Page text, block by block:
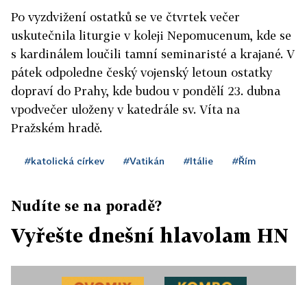
Po vyzdvižení ostatků se ve čtvrtek večer
uskutečnila liturgie v koleji Nepomucenum, kde se
s kardinálem loučili tamní seminaristé a krajané. V
pátek odpoledne český vojenský letoun ostatky
dopraví do Prahy, kde budou v pondělí 23. dubna
vpodvečer uloženy v katedrále sv. Víta na
Pražském hradě.
#katolická církev #Vatikán #Itálie #Řím
Nudíte se na poradě?
Vyřešte dnešní hlavolam HN